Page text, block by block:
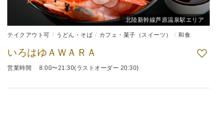
北陸新幹線芦原温泉駅エリア
テイクアウト可 うどん・そば カフェ・菓子（スイーツ） 和食
いろはゆＡＷＡＲＡ
営業時間 8:00〜21:30(ラストオーダー 20:30)